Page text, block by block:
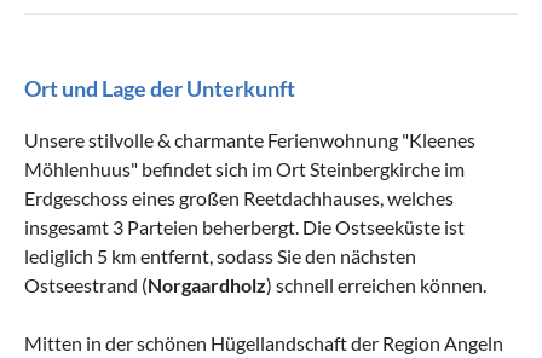
Ort und Lage der Unterkunft
Unsere stilvolle & charmante Ferienwohnung "Kleenes
Möhlenhuus" befindet sich im Ort Steinbergkirche im
Erdgeschoss eines großen Reetdachhauses, welches
insgesamt 3 Parteien beherbergt. Die Ostseeküste ist
lediglich 5 km entfernt, sodass Sie den nächsten
Ostseestrand (Norgaardholz) schnell erreichen können.
Mitten in der schönen Hügellandschaft der Region Angeln